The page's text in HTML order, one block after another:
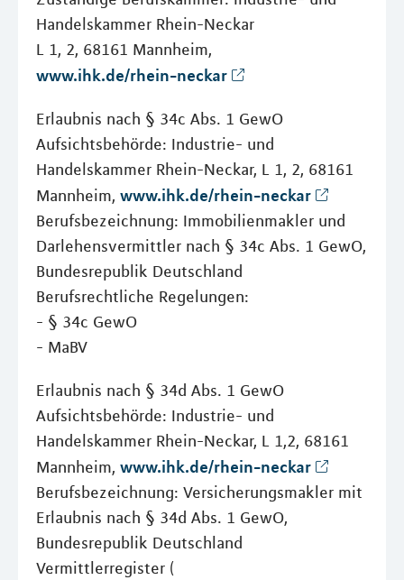
Handelskammer Rhein-Neckar
L 1, 2, 68161 Mannheim,
www.ihk.de/rhein-neckar
Erlaubnis nach § 34c Abs. 1 GewO
Aufsichtsbehörde: Industrie- und
Handelskammer Rhein-Neckar, L 1, 2, 68161
Mannheim, www.ihk.de/rhein-neckar
Berufsbezeichnung: Immobilienmakler und
Darlehensvermittler nach § 34c Abs. 1 GewO,
Bundesrepublik Deutschland
Berufsrechtliche Regelungen:
- § 34c GewO
- MaBV
Erlaubnis nach § 34d Abs. 1 GewO
Aufsichtsbehörde: Industrie- und
Handelskammer Rhein-Neckar, L 1,2, 68161
Mannheim, www.ihk.de/rhein-neckar
Berufsbezeichnung: Versicherungsmakler mit
Erlaubnis nach § 34d Abs. 1 GewO,
Bundesrepublik Deutschland
Vermittlerregister (